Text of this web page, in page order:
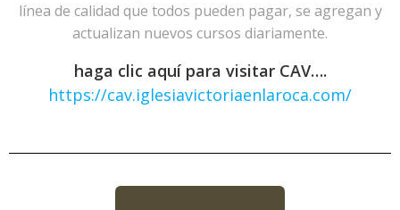
línea de calidad que todos pueden pagar, se agregan y
actualizan nuevos cursos diariamente.
haga clic aquí para visitar CAV….
https://cav.iglesiavictoriaenlaroca.com/